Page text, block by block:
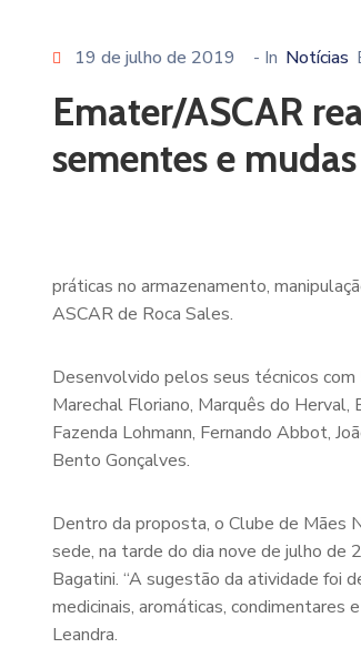
19 de julho de 2019 - In Notícias
Emater/ASCAR
sementes e
práticas no armazenamento,
ASCAR de Roca Sales.
Desenvolvido pelos seus técnicos
Marechal Floriano, Marquês do Herval,
Fazenda Lohmann, Fernando Abbot,
Bento Gonçalves.
Dentro da proposta, o Clube de Mães
sede, na tarde do dia nove de julho de
Bagatini. “A sugestão da atividade foi
medicinais, aromáticas, condimentares
Leandra.